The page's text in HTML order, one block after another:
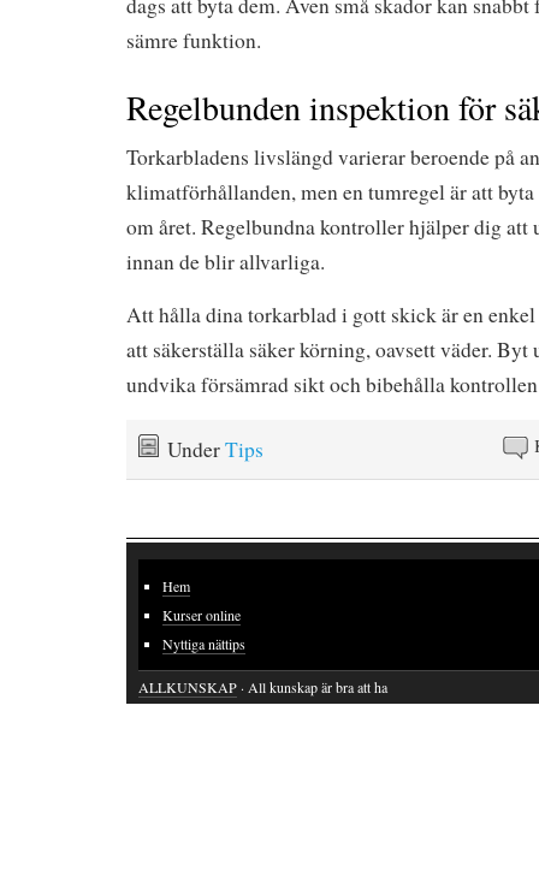
dags att byta dem. Även små skador kan
sämre funktion.
Regelbunden inspektion för
Torkarbladens livslängd varierar beroende på
klimatförhållanden, men en tumregel är att
om året. Regelbundna kontroller hjälper dig att
innan de blir allvarliga.
Att hålla dina torkarblad i gott skick är en
att säkerställa säker körning, oavsett väder.
undvika försämrad sikt och bibehålla
UnderTips
Hem
Kurser online
Nyttiga nättips
ALLKUNSKAP · All kunskap är bra att ha